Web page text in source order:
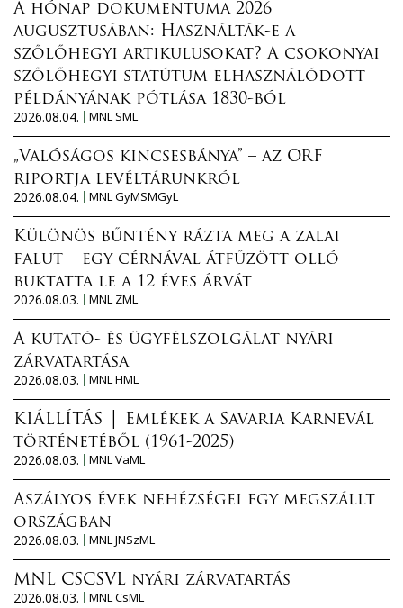
A hónap dokumentuma 2026
augusztusában: Használták-e a
szőlőhegyi artikulusokat? A csokonyai
szőlőhegyi statútum elhasználódott
példányának pótlása 1830-ból
2026.08.04.
MNL SML
„Valóságos kincsesbánya” – az ORF
riportja levéltárunkról
2026.08.04.
MNL GyMSMGyL
Különös bűntény rázta meg a zalai
falut – egy cérnával átfűzött olló
buktatta le a 12 éves árvát
2026.08.03.
MNL ZML
A kutató- és ügyfélszolgálat nyári
zárvatartása
2026.08.03.
MNL HML
KIÁLLÍTÁS │ Emlékek a Savaria Karnevál
történetéből (1961-2025)
2026.08.03.
MNL VaML
Aszályos évek nehézségei egy megszállt
országban
2026.08.03.
MNL JNSzML
MNL CSCSVL nyári zárvatartás
2026.08.03.
MNL CsML